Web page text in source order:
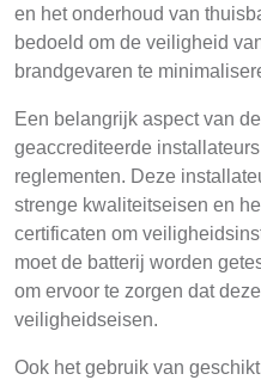
en het onderhoud van
bedoeld om de veiligheid
brandgevaren te
Een belangrijk aspect van
geaccrediteerde
reglementen. Deze
strenge kwaliteitseisen en
certificaten om
moet de batterij worden
om ervoor te zorgen dat
veiligheidseisen.
Ook het gebruik van